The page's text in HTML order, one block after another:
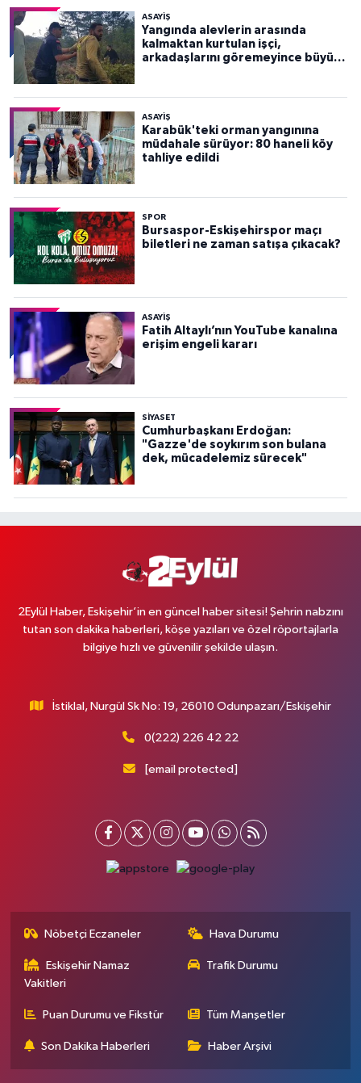
ASAYİŞ
Yangında alevlerin arasında
kalmaktan kurtulan işçi,
arkadaşlarını göremeyince büyük
ASAYİŞ
Karabük'teki orman yangınına
müdahale sürüyor: 80 haneli köy
tahliye edildi
SPOR
Bursaspor-Eskişehirspor maçı
biletleri ne zaman satışa çıkacak?
ASAYİŞ
Fatih Altaylı’nın YouTube kanalına
erişim engeli kararı
SİYASET
Cumhurbaşkanı Erdoğan:
"Gazze'de soykırım son bulana
dek, mücadelemiz sürecek"
2Eylül Haber, Eskişehir’in en güncel haber sitesi! Şehrin nabzını
tutan son dakika haberleri, köşe yazıları ve özel röportajlarla
bilgiye hızlı ve güvenilir şekilde ulaşın.
İstiklal, Nurgül Sk No: 19, 26010 Odunpazarı/Eskişehir
0(222) 226 42 22
[email protected]
Nöbetçi Eczaneler Hava Durumu
Eskişehir Namaz
Vakitleri
Trafik Durumu
Puan Durumu ve Fikstür Tüm Manşetler
Son Dakika Haberleri Haber Arşivi